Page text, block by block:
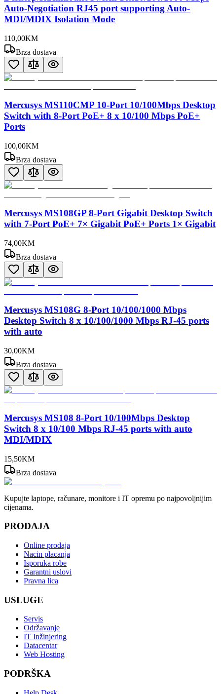
Auto-Negotiation RJ45 port supporting Auto-
MDI/MDIX Isolation Mode
110,00KM
Brza dostava
Mercusys MS110CMP 10-Port 10/100Mbps Desktop
Switch with 8-Port PoE+ 8 x 10/100 Mbps PoE+
Ports
100,00KM
Brza dostava
Mercusys MS108GP 8-Port Gigabit Desktop Switch
with 7-Port PoE+ 7× Gigabit PoE+ Ports 1× Gigabit
74,00KM
Brza dostava
Mercusys MS108G 8-Port 10/100/1000 Mbps
Desktop Switch 8 x 10/100/1000 Mbps RJ-45 ports
with auto
30,00KM
Brza dostava
Mercusys MS108 8-Port 10/100Mbps Desktop
Switch 8 x 10/100 Mbps RJ-45 ports with auto
MDI/MDIX
15,50KM
Brza dostava
Kupujte laptope, računare, monitore i IT opremu po najpovoljnijim
cijenama.
PRODAJA
Online prodaja
Nacin placanja
Isporuka robe
Garantni uslovi
Pravna lica
USLUGE
Servis
Održavanje
IT Inžinjering
Datacentar
Web Hosting
PODRŠKA